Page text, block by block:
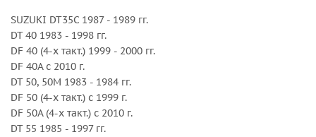
Количество лопастей : 3
Серийный номер : 3311-110-17
Серия : Amita 3
Шаг, дюйм : 17
SUZUKI DT35C 1987 - 1989 гг.
DT 40 1983 - 1998 гг.
DF 40 (4-х такт.) 1999 - 2000 гг.
DF 40A с 2010 г.
DT 50, 50M 1983 - 1984 гг.
DF 50 (4-х такт.) с 1999 г.
DF 50A (4-х такт.) с 2010 г.
DT 55 1985 - 1997 гг.